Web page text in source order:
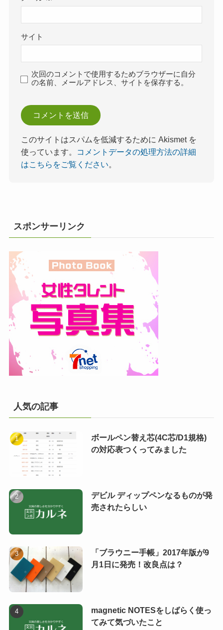
サイト
次回のコメントで使用するためブラウザーに自分
の名前、メールアドレス、サイトを保存する。
このサイトはスパムを低減するために Akismet を
使っています。
コメントデータの処理方法の詳細
はこちらをご覧ください。
スポンサーリンク
人気の記事
ボールペン替え芯(4C芯/D1規格)
の対応表つくってみました
デビル ディップペンなるものが発
売されたらしい
「ブラウニー手帳」2017年版が9
月1日に発売！改良点は？
magnetic NOTESをしばらく使っ
てみて気づいたこと